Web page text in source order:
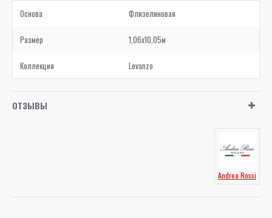
Основа Флизелиновая
Размер 1,06x10,05м
Коллекция Levanzo
ОТЗЫВЫ
Andrea Rossi